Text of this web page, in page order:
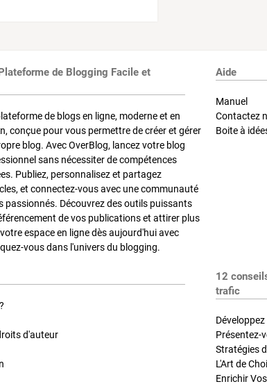
de Blogging Facile et
de blogs en ligne, moderne et en
conçue pour vous permettre de créer et gérer
blog. Avec OverBlog, lancez votre blog
sans nécessiter de compétences
Publiez, personnalisez et partagez
et connectez-vous avec une communauté
passionnés. Découvrez des outils puissants
de vos publications et attirer plus
espace en ligne dès aujourd'hui avec
vous dans l'univers du blogging.
Aide
Manuel
Contactez
Boite à
d'auteur
12
trafic
Présentez-
L'Art de